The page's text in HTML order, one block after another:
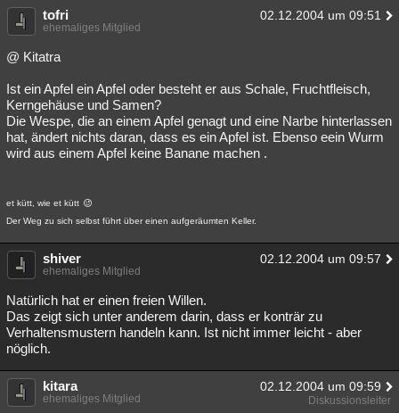
tofri 02.12.2004 um 09:51
ehemaliges Mitglied
@ Kitatra
Ist ein Apfel ein Apfel oder besteht er aus Schale, Fruchtfleisch,
Kerngehäuse und Samen?
Die Wespe, die an einem Apfel genagt und eine Narbe hinterlassen
hat, ändert nichts daran, dass es ein Apfel ist. Ebenso eein Wurm
wird aus einem Apfel keine Banane machen .
et kütt, wie et kütt
Der Weg zu sich selbst führt über einen aufgeräumten Keller.
shiver 02.12.2004 um 09:57
ehemaliges Mitglied
Natürlich hat er einen freien Willen.
Das zeigt sich unter anderem darin, dass er konträr zu
Verhaltensmustern handeln kann. Ist nicht immer leicht - aber
nöglich.
kitara 02.12.2004 um 09:59
ehemaliges Mitglied Diskussionsleiter